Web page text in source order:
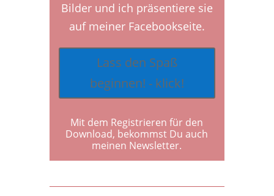
Bilder und ich präsentiere sie
auf meiner Facebookseite.
Lass den Spaß
beginnen! - klick!
Mit dem Registrieren für den
Download, bekommst Du auch
meinen Newsletter.